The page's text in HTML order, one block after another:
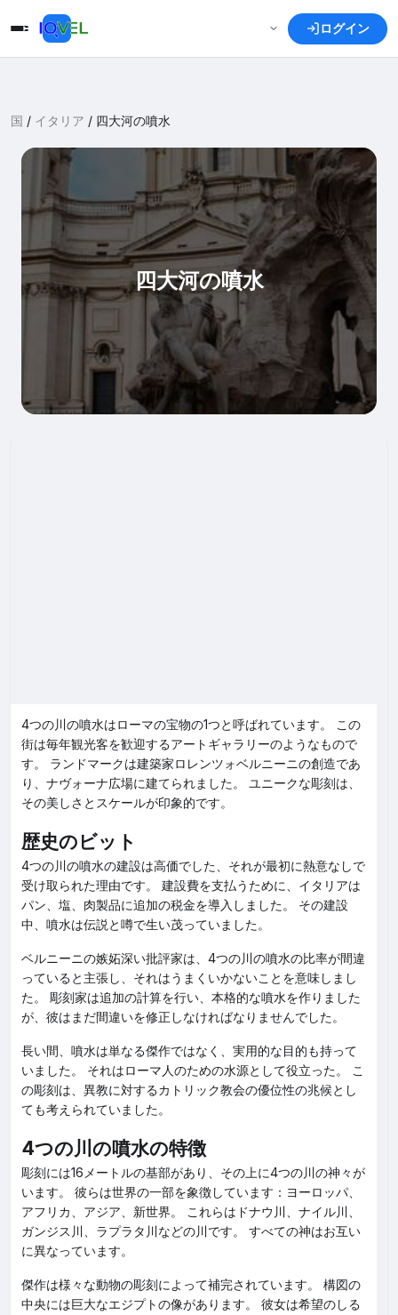
ログイン
国 / イタリア / 四大河の噴水
四大河の噴水
4つの川の噴水はローマの宝物の1つと呼ばれています。 この
街は毎年観光客を歓迎するアートギャラリーのようなもので
す。 ランドマークは建築家ロレンツォベルニーニの創造であ
り、ナヴォーナ広場に建てられました。 ユニークな彫刻は、
その美しさとスケールが印象的です。
歴史のビット
4つの川の噴水の建設は高価でした、それが最初に熱意なしで
受け取られた理由です。 建設費を支払うために、イタリアは
パン、塩、肉製品に追加の税金を導入しました。 その建設
中、噴水は伝説と噂で生い茂っていました。
ベルニーニの嫉妬深い批評家は、4つの川の噴水の比率が間違
っていると主張し、それはうまくいかないことを意味しまし
た。 彫刻家は追加の計算を行い、本格的な噴水を作りました
が、彼はまだ間違いを修正しなければなりませんでした。
長い間、噴水は単なる傑作ではなく、実用的な目的も持って
いました。 それはローマ人のための水源として役立った。 こ
の彫刻は、異教に対するカトリック教会の優位性の兆候とし
ても考えられていました。
4つの川の噴水の特徴
彫刻には16メートルの基部があり、その上に4つの川の神々が
います。 彼らは世界の一部を象徴しています：ヨーロッパ、
アフリカ、アジア、新世界。 これらはドナウ川、ナイル川、
ガンジス川、ラプラタ川などの川です。 すべての神はお互い
に異なっています。
傑作は様々な動物の彫刻によって補完されています。 構図の
中央には巨大なエジプトの像があります。 彼女は希望のしる